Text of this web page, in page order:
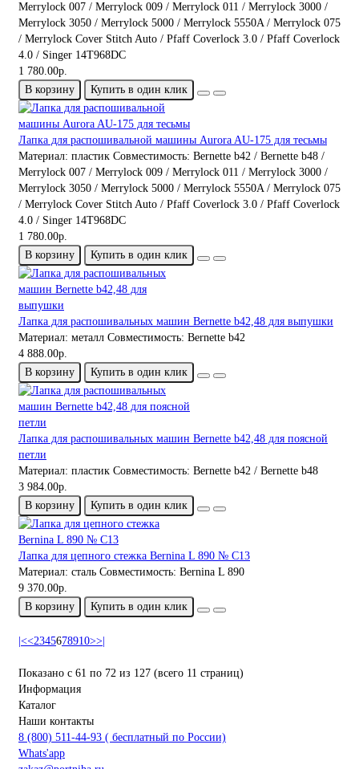
Merrylock 007 / Merrylock 009 / Merrylock 011 / Merrylock 3000 /
Merrylock 3050 / Merrylock 5000 / Merrylock 5550A / Merrylock 075
/ Merrylock Cover Stitch Auto / Pfaff Coverlock 3.0 / Pfaff Coverlock
4.0 / Singer 14T968DC
1 780.00р.
В корзину
Купить в один клик
Лапка для распошивальной машины Aurora AU-175 для тесьмы
Материал: пластик Совместимость: Bernette b42 / Bernette b48 /
Merrylock 007 / Merrylock 009 / Merrylock 011 / Merrylock 3000 /
Merrylock 3050 / Merrylock 5000 / Merrylock 5550A / Merrylock 075
/ Merrylock Cover Stitch Auto / Pfaff Coverlock 3.0 / Pfaff Coverlock
4.0 / Singer 14T968DC
1 780.00р.
В корзину
Купить в один клик
Лапка для распошивальных машин Bernette b42,48 для выпушки
Материал: металл Совместимость: Bernette b42
4 888.00р.
В корзину
Купить в один клик
Лапка для распошивальных машин Bernette b42,48 для поясной
петли
Материал: пластик Совместимость: Bernette b42 / Bernette b48
3 984.00р.
В корзину
Купить в один клик
Лапка для цепного стежка Bernina L 890 № C13
Материал: сталь Совместимость: Bernina L 890
9 370.00р.
В корзину
Купить в один клик
|<<2345678910>>|
Показано с 61 по 72 из 127 (всего 11 страниц)
Информация
Каталог
Наши контакты
8 (800) 511-44-93 ( бесплатный по России)
Whats'app